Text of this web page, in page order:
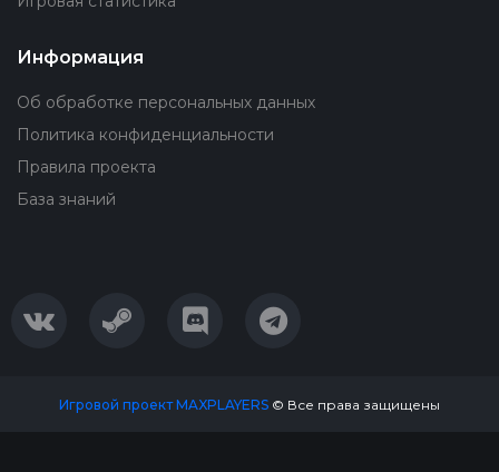
Информация
Об обработке персональных данных
Политика конфиденциальности
Правила проекта
База знаний
Игровой проект MAXPLAYERS © Все права защищены